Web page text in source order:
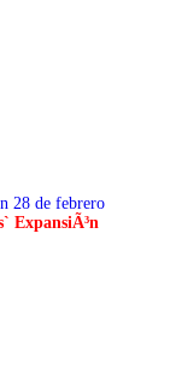
28 de febrero
ExpansiÃ³n